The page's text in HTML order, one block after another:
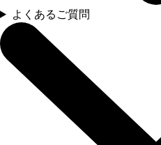
よくあるご質問